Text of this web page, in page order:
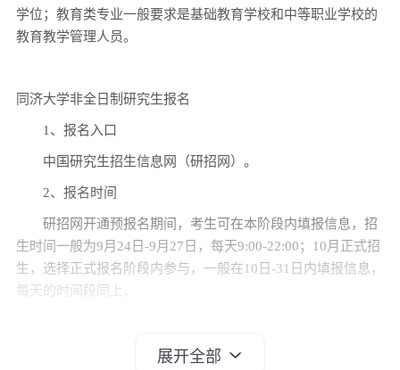
学位；教育类专业一般要求是基础教育学校和中等职业学校的
教育教学管理人员。
同济大学非全日制研究生报名
1、报名入口
中国研究生招生信息网（研招网）。
2、报名时间
研招网开通预报名期间，考生可在本阶段内填报信息，招
生时间一般为9月24日-9月27日，每天9:00-22:00；10月正式招
生，选择正式报名阶段内参与，一般在10日-31日内填报信息，
每天的时间段同上。
报考同济大学非全日制研究生招生专业，考生确认符合相
展开全部